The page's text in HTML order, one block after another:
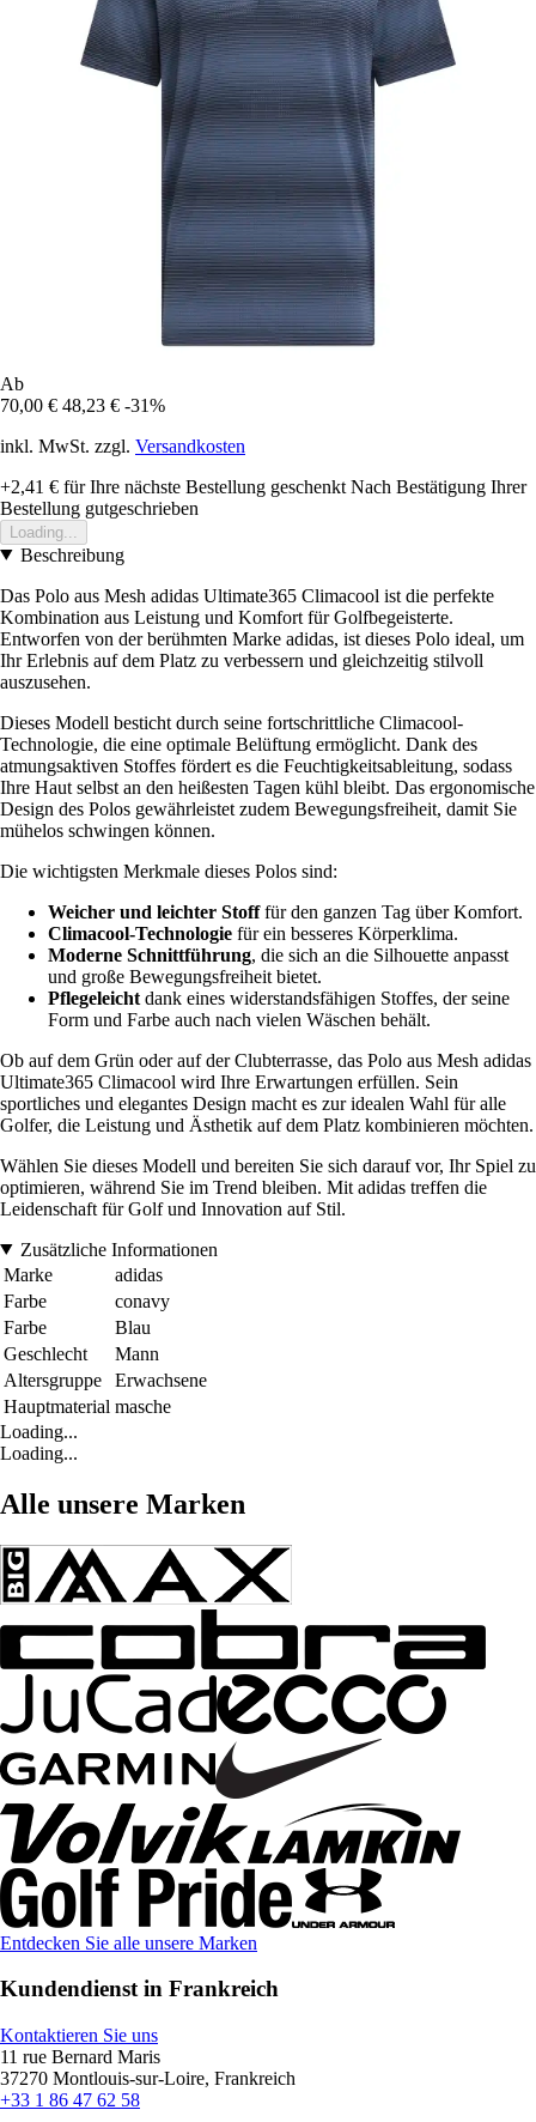
Ab
70,00 € 48,23 € -31%
inkl. MwSt. zzgl. Versandkosten
+2,41 € für Ihre nächste Bestellung geschenkt Nach Bestätigung Ihrer
Bestellung gutgeschrieben
Loading...
Beschreibung
Das Polo aus Mesh adidas Ultimate365 Climacool ist die perfekte
Kombination aus Leistung und Komfort für Golfbegeisterte.
Entworfen von der berühmten Marke adidas, ist dieses Polo ideal, um
Ihr Erlebnis auf dem Platz zu verbessern und gleichzeitig stilvoll
auszusehen.
Dieses Modell besticht durch seine fortschrittliche Climacool-
Technologie, die eine optimale Belüftung ermöglicht. Dank des
atmungsaktiven Stoffes fördert es die Feuchtigkeitsableitung, sodass
Ihre Haut selbst an den heißesten Tagen kühl bleibt. Das ergonomische
Design des Polos gewährleistet zudem Bewegungsfreiheit, damit Sie
mühelos schwingen können.
Die wichtigsten Merkmale dieses Polos sind:
Weicher und leichter Stofffür den ganzen Tag über Komfort.
Climacool-Technologie für ein besseres Körperklima.
Moderne Schnittführung, die sich an die Silhouette anpasst
und große Bewegungsfreiheit bietet.
Pflegeleicht dank eines widerstandsfähigen Stoffes, der seine
Form und Farbe auch nach vielen Wäschen behält.
Ob auf dem Grün oder auf der Clubterrasse, das Polo aus Mesh adidas
Ultimate365 Climacool wird Ihre Erwartungen erfüllen. Sein
sportliches und elegantes Design macht es zur idealen Wahl für alle
Golfer, die Leistung und Ästhetik auf dem Platz kombinieren möchten.
Wählen Sie dieses Modell und bereiten Sie sich darauf vor, Ihr Spiel zu
optimieren, während Sie im Trend bleiben. Mit adidas treffen die
Leidenschaft für Golf und Innovation auf Stil.
Zusätzliche Informationen
Marke
adidas
Farbe
conavy
Farbe
Blau
Geschlecht
Mann
Altersgruppe
Erwachsene
Hauptmaterial masche
Loading...
Loading...
Alle unsere Marken
Entdecken Sie alle unsere Marken
Kundendienst in Frankreich
Kontaktieren Sie uns
11 rue Bernard Maris
37270 Montlouis-sur-Loire, Frankreich
+33 1 86 47 62 58